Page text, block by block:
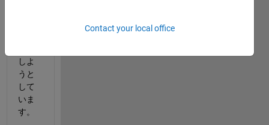
しよ
うと
して
いま
す。
Contact your local office